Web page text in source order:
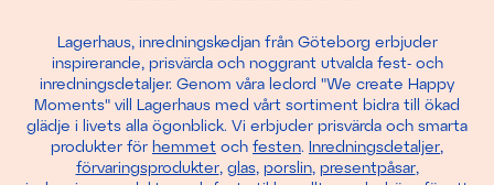
Lagerhaus, inredningskedjan från Göteborg erbjuder
inspirerande, prisvärda och noggrant utvalda fest- och
inredningsdetaljer. Genom våra ledord "We create Happy
Moments" vill Lagerhaus med vårt sortiment bidra till ökad
glädje i livets alla ögonblick. Vi erbjuder prisvärda och smarta
produkter för hemmet och festen. Inredningsdetaljer,
förvaringsprodukter, glas, porslin, presentpåsar,